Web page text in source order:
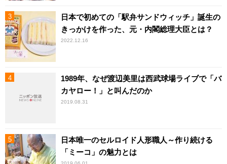
日本で初めての「駅弁サンドウィッチ」誕生の
きっかけを作った、元・内閣総理大臣とは？
2022.12.16
1989年、なぜ渡辺美里は西武球場ライブで「バ
カヤロー！」と叫んだのか
2019.08.31
日本唯一のセルロイド人形職人～作り続ける
「ミーコ」の魅力とは